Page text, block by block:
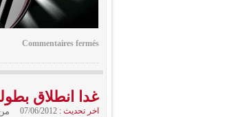
Commentaires fermés
غدا انطلاق
اخر تحديث : 07/06/2012